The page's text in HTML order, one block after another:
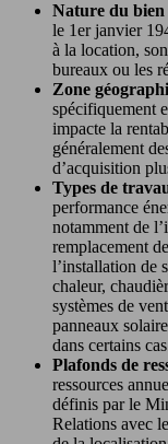
Nature du bien
le 1er janvier
à la location,
bureaux ou les
Zone
spécifiquement
impacte la
généralement
d’acquisition
Types de
performance
notamment de
remplacement
l’installation de
chaleur,
systèmes de
panneaux
dans certains
Plafonds de
ressources
définis par le
Relations avec